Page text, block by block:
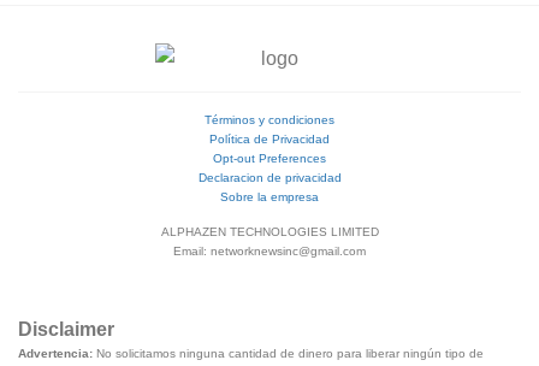
Términos y condiciones
Política de Privacidad
Opt-out Preferences
Declaracion de privacidad
Sobre la empresa
ALPHAZEN TECHNOLOGIES LIMITED
Email: networknewsinc@gmail.com
Disclaimer
Advertencia: No solicitamos ninguna cantidad de dinero para liberar ningún tipo de